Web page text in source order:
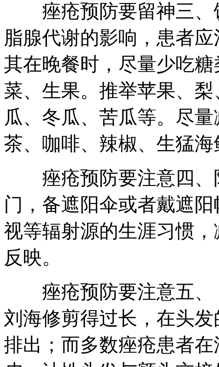
痤疮预防要留神三、
脂腺代谢的影响，患者
其在晚餐时，尽量少吃
菜、生果。推举苹果、
瓜、冬瓜、苦瓜等。尽
茶、咖啡、辣椒、生猛海
痤疮预防要注意四、
门，备遮阳伞或者戴遮
视等辐射源的生涯习惯
反映。
痤疮预防要注意五、
刘海修剪得过长，在头
排出；而多数痤疮患者